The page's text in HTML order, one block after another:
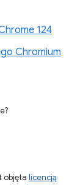
124
Chromium
objęta licencją